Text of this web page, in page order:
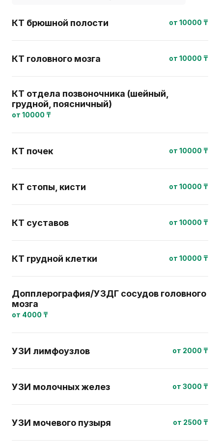
КТ брюшной полости от 10000 ₸
КТ головного мозга от 10000 ₸
КТ отдела позвоночника (шейный,
грудной, поясничный)
от 10000 ₸
КТ почек от 10000 ₸
КТ стопы, кисти от 10000 ₸
КТ суставов от 10000 ₸
КТ грудной клетки от 10000 ₸
Допплерография/УЗДГ сосудов головного
мозга
от 4000 ₸
УЗИ лимфоузлов от 2000 ₸
УЗИ молочных желез от 3000 ₸
УЗИ мочевого пузыря от 2500 ₸